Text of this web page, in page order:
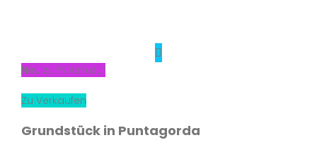
Neu zum Verkauf
Zu Verkaufen
Grundstück in Puntagorda